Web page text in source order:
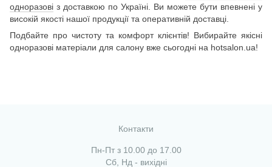
одноразові з доставкою по Україні. Ви можете бути впевнені у
високій якості нашої продукції та оперативній доставці.
Подбайте про чистоту та комфорт клієнтів! Вибирайте якісні
одноразові матеріали для салону вже сьогодні на hotsalon.ua!
Контакти
Пн-Пт з 10.00 до 17.00
Сб, Нд - вихідні